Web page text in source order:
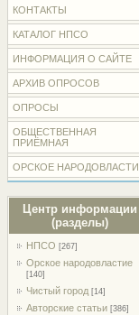
КОНТАКТЫ
КАТАЛОГ НПСО
ИНФОРМАЦИЯ О САЙТЕ
АРХИВ ОПРОСОВ
ОПРОСЫ
ОБЩЕСТВЕННАЯ
ПРИЁМНАЯ
ОРСКОЕ
Центр информации
(разделы)
НПСО [267]
Орское народовластие
[140]
Чистый город [14]
Авторские статьи [386]